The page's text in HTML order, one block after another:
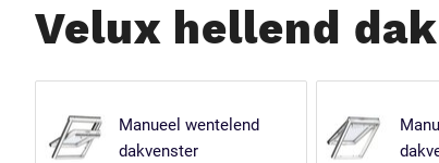
Velux hellend dak
Manueel wentelend
dakvenster